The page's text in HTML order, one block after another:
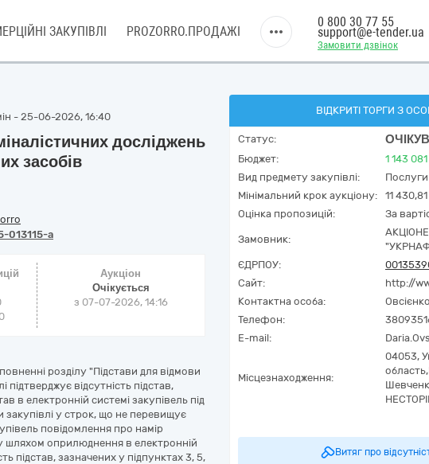
ЗАКУПІВЛІ PROZORRO.ПРОДАЖІ
Замовити дзвінок
0 800 30 77 55
support@e-tender.ua
- 25-06-2026, 16:40
досліджень
засобів
013115-a
Аукціон
Очікується
з 07-07-2026, 14:16
розділу "Підстави для відмови
підтверджує відсутність підстав,
в електронній системі закупівель під
закупівлі у строк, що не перевищує
повідомлення про намір
шляхом оприлюднення в електронній
підстав, зазначених у підпунктах 3, 5,
ВІДКРИТІ ТОРГИ З
Статус:
Бюджет: 1 143 081
Вид предмету закупівлі:
Послуги
Мінімальний крок аукціону:
11
Оцінка пропозицій:
За
Замовник:
ЄДРПОУ:
Сайт:
http://
Контактна особа:
Телефон:
E-mail:
Місцезнаходження:
04053,
область,
Витяг про